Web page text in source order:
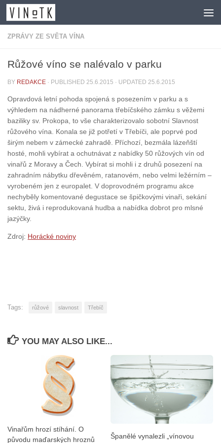
Skip to content
ZPRÁVY ZE SVĚTA VÍNA
Růžové víno se nalévalo v parku
BY REDAKCE · PUBLISHED 25.6.2015 · UPDATED 25.6.2015
Opravdová letní pohoda spojená s posezením v parku a s
výhledem na nádherné panorama třebíčského zámku s věžemi
baziliky sv. Prokopa, to vše charakterizovalo sobotní Slavnost
růžového vína. Konala se již potřetí v Třebíči, ale poprvé pod
širým nebem v zámecké zahradě. Příchozí, bezmála lázeňští
hosté, mohli vybírat a ochutnávat z nabídky 50 růžových vín od
vinařů z Moravy a Čech. Vybírat si mohli i z druhů posezení na
zahradním nábytku dřevěném, ratanovém, nebo velmi ležérním –
vyrobeném jen z europalet. V doprovodném programu akce
nechyběly komentované degustace se špičkovými vinaři, sekání
sektu, živá i reprodukovaná hudba a nabídka dobrot pro mlsné
jazýčky.
Zdroj: Horácké noviny
Tags: růžové slavnost Třebíč
YOU MAY ALSO LIKE...
Vinařům hrozí stíhání. O
původu maďarských hroznů
Španělé vynalezli „vínovou